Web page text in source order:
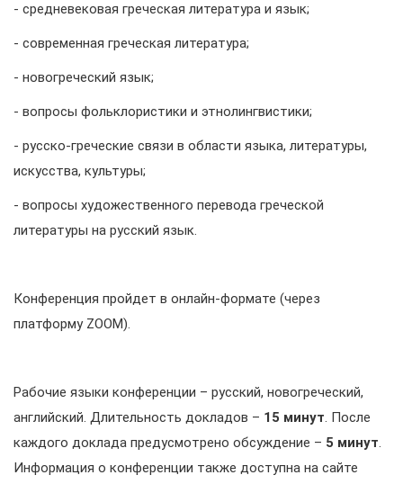
- средневековая греческая литература и язык;
- современная греческая литература;
- новогреческий язык;
- вопросы фольклористики и этнолингвистики;
- русско-греческие связи в области языка, литературы,
искусства, культуры;
- вопросы художественного перевода греческой
литературы на русский язык.
Конференция пройдет в онлайн-формате (через
платформу ZOOM).
Рабочие языки конференции – русский, новогреческий,
английский. Длительность докладов – 15 минут. После
каждого доклада предусмотрено обсуждение – 5 минут.
Информация о конференции также доступна на сайте